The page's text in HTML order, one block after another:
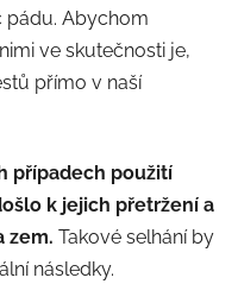
pádu. Abychom
ve skutečnosti je,
přímo v naší
případech použití
k jejich přetržení a
zem. Takové selhání by
následky.